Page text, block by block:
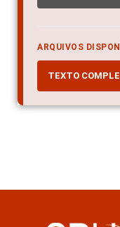
ARQUIVOS
TEXTO